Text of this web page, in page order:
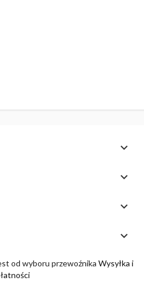



keyboard_arrow_down
od wyboru przewoźnika Wysyłka i